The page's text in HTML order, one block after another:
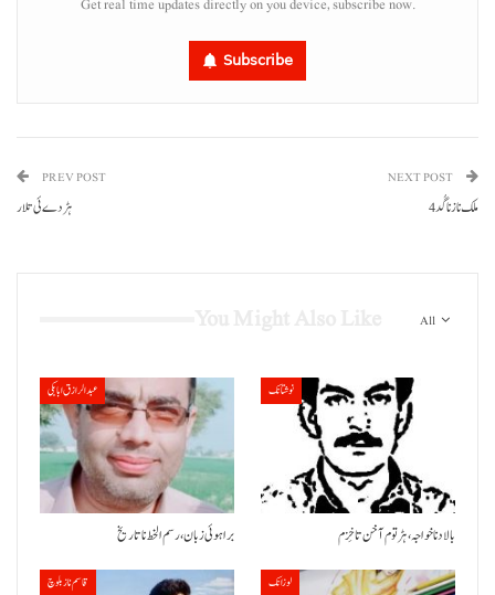
Subscribe
PREV POST
ہڑدے ئی تلار
NEXT POST
ملک ناز نا گُد 4
All
عبدالرازق ابابکی
براہوئی زبان ،رسم الخط نا تاریخ
نوشتانک
بالاد نا خواجہ، ہڑتوم آ خن تا خِزم
قاسم ناز بلوچ لوزانک